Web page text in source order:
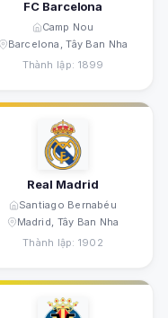
FC Barcelona
Camp Nou
Barcelona, Tây Ban Nha
Thành lập: 1899
Real Madrid
Santiago Bernabéu
Madrid, Tây Ban Nha
Thành lập: 1902